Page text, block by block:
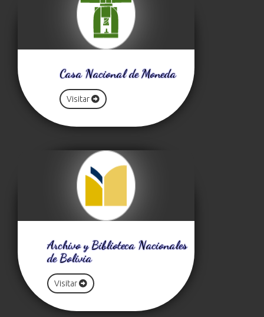
Casa Nacional de Moneda
Visitar
Archivo y Biblioteca Nacionales
de Bolivia
Visitar